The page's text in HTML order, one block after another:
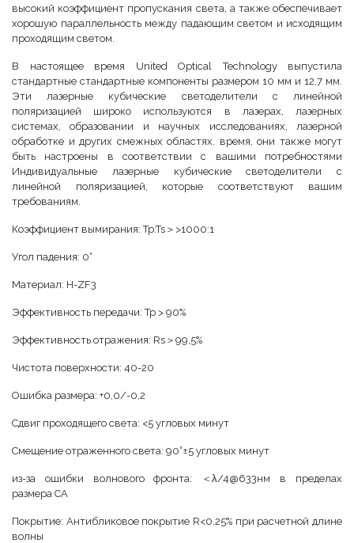
высокий коэффициент пропускания света, а также обеспечивает
хорошую параллельность между падающим светом и исходящим
проходящим светом.
В настоящее время United Optical Technology выпустила
стандартные стандартные компоненты размером 10 мм и 12,7 мм.
Эти лазерные кубические светоделители с линейной
поляризацией широко используются в лазерах, лазерных
системах, образовании и научных исследованиях, лазерной
обработке и других смежных областях. время, они также могут
быть настроены в соответствии с вашими потребностями
Индивидуальные лазерные кубические светоделители с
линейной поляризацией, которые соответствуют вашим
требованиям.
Коэффициент вымирания: Tp:Ts＞>1000:1
Угол падения: 0°
Материал: H-ZF3
Эффективность передачи: Tp > 90%
Эффективность отражения: Rs＞99,5%
Чистота поверхности: 40-20
Ошибка размера: +0,0/-0,2
Сдвиг проходящего света: <5 угловых минут
Смещение отраженного света: 90°±5 угловых минут
из-за ошибки волнового фронта: ＜λ/4@633нм в пределах
размера CA
Покрытие: Антибликовое покрытие R<0,25% при расчетной длине
волны